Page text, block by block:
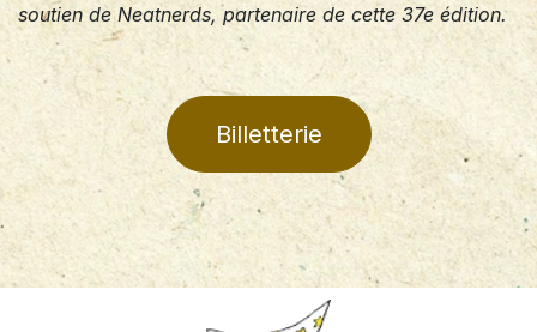
soutien de Neatnerds, partenaire de cette 37e édition.
Billetterie